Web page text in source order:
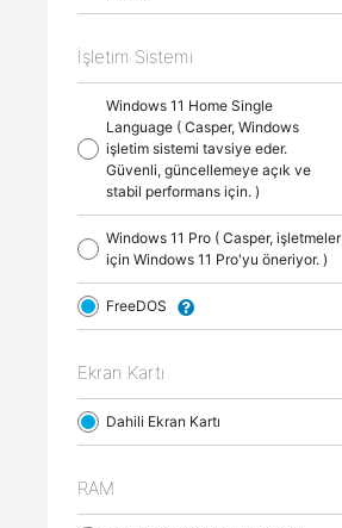
İşletim Sistemi
Windows 11 Home Single
Language ( Casper, Windows
işletim sistemi tavsiye eder.
Güvenli, güncellemeye açık ve
stabil performans için. )
Windows 11 Pro ( Casper, işletmeler
için Windows 11 Pro'yu öneriyor. )
FreeDOS
Ekran Kartı
Dahili Ekran Kartı
RAM